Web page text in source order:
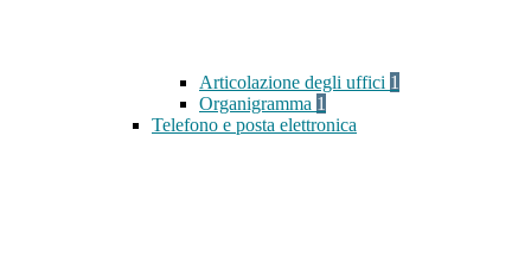
Articolazione degli uffici 1
Organigramma 1
Telefono e posta elettronica